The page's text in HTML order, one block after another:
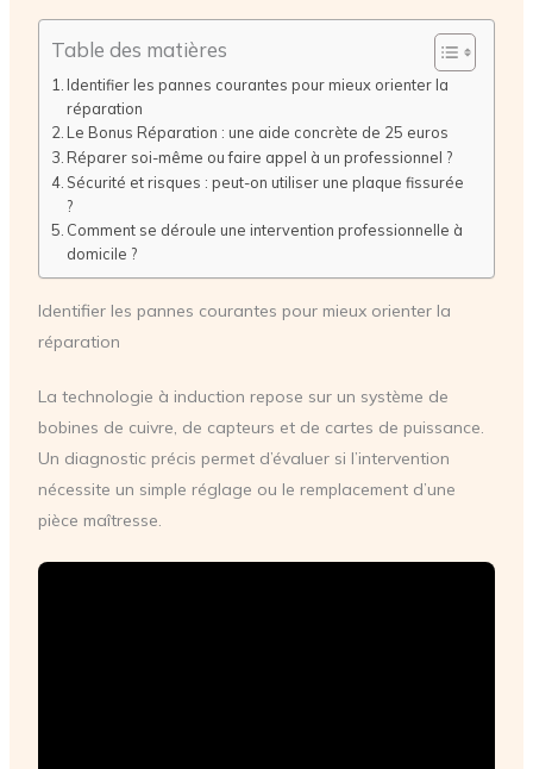
Table des matières
Identifier les pannes courantes pour mieux orienter la
réparation
Le Bonus Réparation : une aide concrète de 25 euros
Réparer soi-même ou faire appel à un professionnel ?
Sécurité et risques : peut-on utiliser une plaque fissurée
?
Comment se déroule une intervention professionnelle à
domicile ?
Identifier les pannes courantes pour mieux orienter la
réparation
La technologie à induction repose sur un système de
bobines de cuivre, de capteurs et de cartes de puissance.
Un diagnostic précis permet d’évaluer si l’intervention
nécessite un simple réglage ou le remplacement d’une
pièce maîtresse.